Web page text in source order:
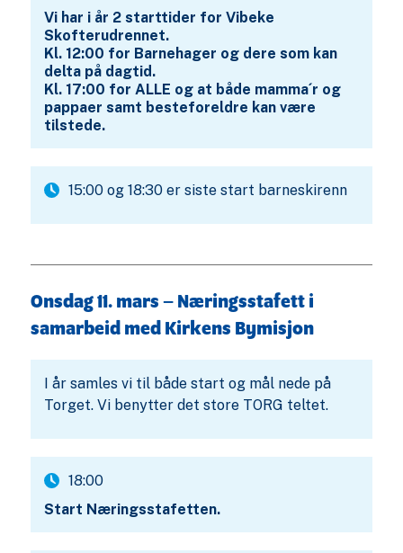
Vi har i år 2 starttider for Vibeke
Skofterudrennet.
Kl. 12:00 for Barnehager og dere som kan
delta på dagtid.
Kl. 17:00 for ALLE og at både mamma´r og
pappaer samt besteforeldre kan være
tilstede.
15:00 og 18:30 er siste start barneskirenn
Onsdag 11. mars – Næringsstafett i
samarbeid med Kirkens Bymisjon
I år samles vi til både start og mål nede på
Torget. Vi benytter det store TORG teltet.
18:00
Start Næringsstafetten.